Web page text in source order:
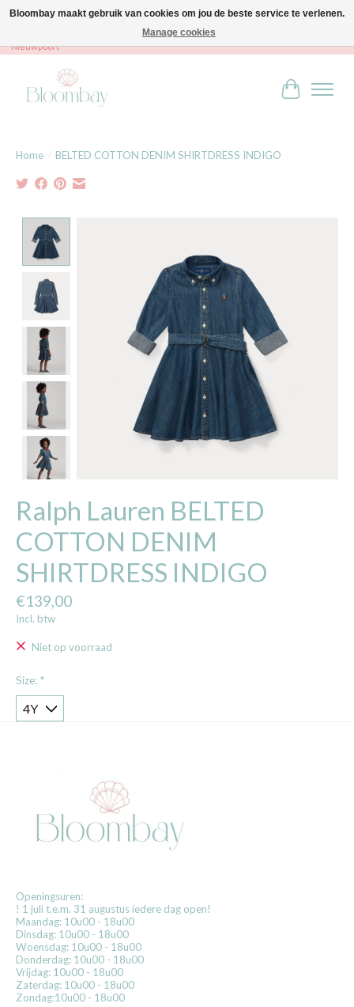
Bloombay - Babies & Kids - Bali home & interior - Robert Orlentpromenade 9A -
Nieuwpoort
Home / BELTED COTTON DENIM SHIRTDRESS INDIGO
Ralph Lauren BELTED
COTTON DENIM
SHIRTDRESS INDIGO
€139,00
Incl. btw
Niet op voorraad
Size: *
Openingsuren:
! 1 juli t.e.m. 31 augustus iedere dag open!
Maandag: 10u00 - 18u00
Dinsdag: 10u00 - 18u00
Woensdag: 10u00 - 18u00
Donderdag: 10u00 - 18u00
Vrijdag: 10u00 - 18u00
Zaterdag: 10u00 - 18u00
Zondag:10u00 - 18u00
Bloombay maakt gebruik van cookies om jou de beste service te verlenen.
Manage cookies